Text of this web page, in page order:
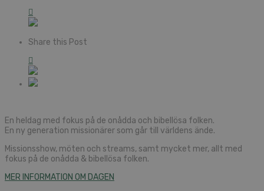
Share this Post
En heldag med fokus på de onådda och bibellösa folken.
En ny generation missionärer som går till världens ände.
Missionsshow, möten och streams, samt mycket mer, allt med
fokus på de onådda & bibellösa folken.
MER INFORMATION OM DAGEN